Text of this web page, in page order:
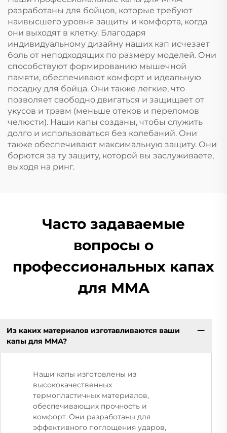
ртом во сне Лента
для рта
разработаны для бойцов, которые требуют
наивысшего уровня защиты и комфорта, когда
они выходят в клетку. Благодаря
индивидуальному дизайну наших кап исчезает
боль от неподходящих по размеру моделей. Они
способствуют формированию мышечной
памяти, обеспечивают комфорт и идеальную
посадку для бойца. Они также легкие, что
позволяет свободно двигаться и защищает от
укусов и травм (меньше отеков и переломов
челюсти). Наши капы созданы, чтобы служить
долго и использоваться без колебаний. Они
также обеспечивают максимальную защиту. Они
борются за ту защиту, которой вы заслуживаете,
выходя на ринг.
Часто задаваемые
вопросы о
профессиональных капах
для ММА
Из каких материалов изготавливаются ваши
капы для ММА?
Наши капы изготовлены из
высококачественных
термопластичных материалов,
обеспечивающих прочность и
комфорт. Они разработаны для
эффективного поглощения ударов,